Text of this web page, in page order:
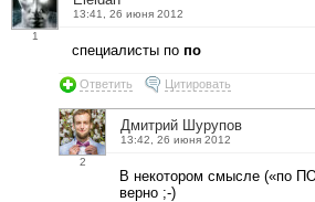
1
13:41, 26 июня 2012
специалисты по по
Ответить Цитировать
2
Дмитрий Шурупов
13:42, 26 июня 2012
В некотором смысле («по
верно ;-)